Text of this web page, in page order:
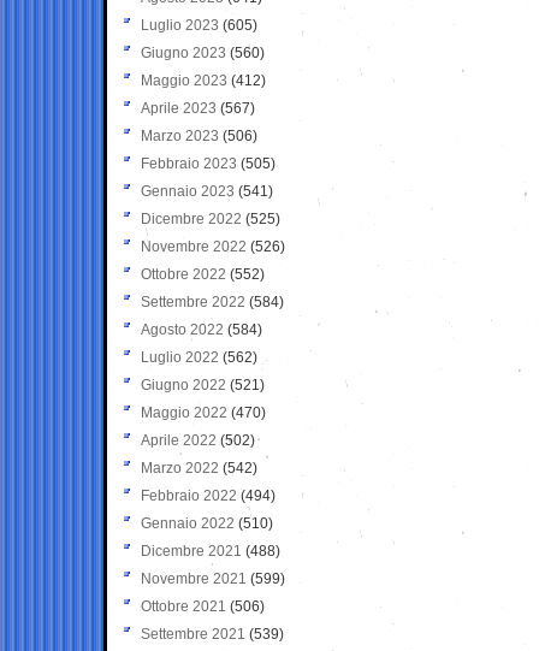
Luglio 2023 (605)
Giugno 2023 (560)
Maggio 2023 (412)
Aprile 2023 (567)
Marzo 2023 (506)
Febbraio 2023 (505)
Gennaio 2023 (541)
Dicembre 2022 (525)
Novembre 2022 (526)
Ottobre 2022 (552)
Settembre 2022 (584)
Agosto 2022 (584)
Luglio 2022 (562)
Giugno 2022 (521)
Maggio 2022 (470)
Aprile 2022 (502)
Marzo 2022 (542)
Febbraio 2022 (494)
Gennaio 2022 (510)
Dicembre 2021 (488)
Novembre 2021 (599)
Ottobre 2021 (506)
Settembre 2021 (539)